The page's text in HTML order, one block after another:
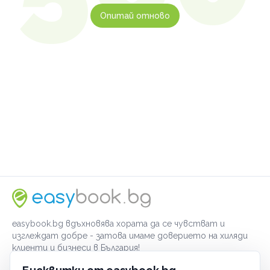
Опитай отново
easybook.bg вдъхновява хората да се чувстват и
изглеждат добре - затова имаме доверието на хиляди
клиенти и бизнеси в България!